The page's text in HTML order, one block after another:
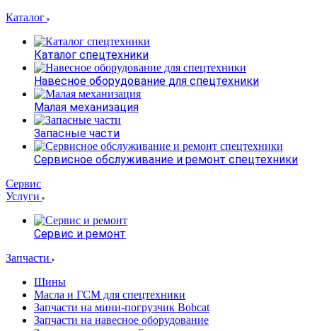
Каталог
Каталог спецтехники
Навесное оборудование для спецтехники
Малая механизация
Запасные части
Сервисное обслуживание и ремонт спецтехники
Сервис
Услуги
Сервис и ремонт
Запчасти
Шины
Масла и ГСМ для спецтехники
Запчасти на мини-погрузчик Bobcat
Запчасти на навесное оборудование